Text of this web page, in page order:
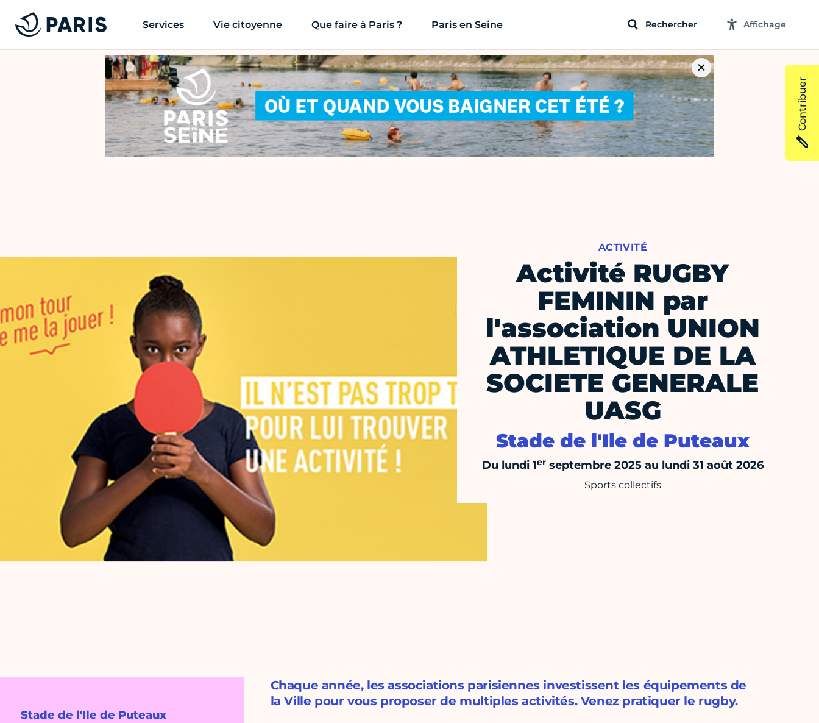
Services Vie citoyenne Que faire à Paris ? Paris en Seine Rechercher Affichage
ACTIVITÉ
Activité RUGBY
FEMININ par
l'association UNION
ATHLETIQUE DE LA
SOCIETE GENERALE
UASG
Stade de l'Ile de Puteaux
Du lundi 1erseptembre 2025 au lundi 31 août 2026
Sports collectifs
Stade de l'Ile de Puteaux
Chaque année, les associations parisiennes investissent les équipements de
la Ville pour vous proposer de multiples activités. Venez pratiquer le rugby.
Contribuer